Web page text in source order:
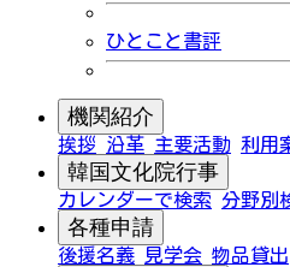
ひとこと書評
機関紹介
挨拶 沿革 主要活動 利用
韓国文化院行事
カレンダーで検索 分野別
各種申請
後援名義 見学会 物品貸出